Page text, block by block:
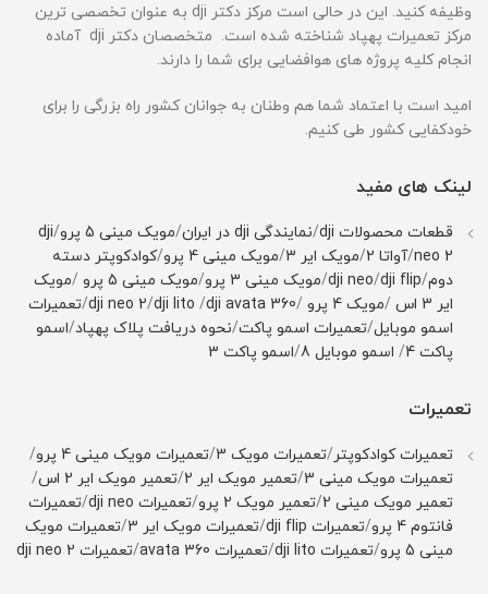
وظیفه کنید. این در حالی است مرکز دکتر dji به عنوان تخصصی ترین
مرکز تعمیرات پهپاد شناخته شده است. متخصصان دکتر dji آماده
انجام کلیه پروژه های هوافضایی برای شما را دارند.
امید است با اعتماد شما هم وطنان به جوانان کشور راه بزرگی را برای
خودکفایی کشور طی کنیم.
لینک های مفید
قطعات محصولات dji /نمایندگی dji در ایران /مویک مینی 5 پرو /
dji
neo 2
/آواتا 2 /مویک ایر 3 /مویک مینی 4 پرو /کوادکوپتر دسته
دوم/
dji neo/dji flip
/مویک مینی 3 پرو /مویک مینی 5 پرو /مویک
ایر 3 اس
/مویک 4 پرو /
dji neo 2/dji lito /dji avata 360
/تعمیرات
اسمو موبایل/تعمیرات اسمو پاکت/نحوه دریافت پلاک پهپاد/اسمو
پاکت 4
/ اسمو موبایل 8 /اسمو پاکت 3
تعمیرات
تعمیرات کوادکوپتر /تعمیرات مویک 3 /تعمیرات مویک مینی 4 پرو
/
تعمیرات مویک مینی 3
/تعمیر مویک ایر 2 /تعمیر مویک ایر 2 اس
/
تعمیر مویک مینی 2
/تعمیر مویک 2 پرو /تعمیرات dji neo /تعمیرات
فانتوم 4 پرو
/تعمیرات dji flip /تعمیرات مویک ایر 3 /تعمیرات مویک
مینی 5 پرو
/تعمیرات dji lito /تعمیرات avata 360 /تعمیرات dji neo 2